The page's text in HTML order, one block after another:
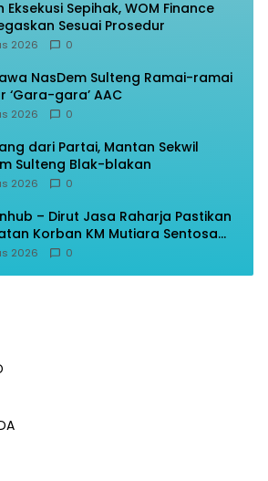
Eksekusi Sepihak, WOM Finance
Sesuai Prosedur
2026 0
NasDem Sulteng Ramai-ramai
‘Gara-gara’ AAC
2026 0
dari Partai, Mantan Sekwil
Sulteng Blak-blakan
2026 0
– Dirut Jasa Raharja Pastikan
Korban KM Mutiara Sentosa
2026 0